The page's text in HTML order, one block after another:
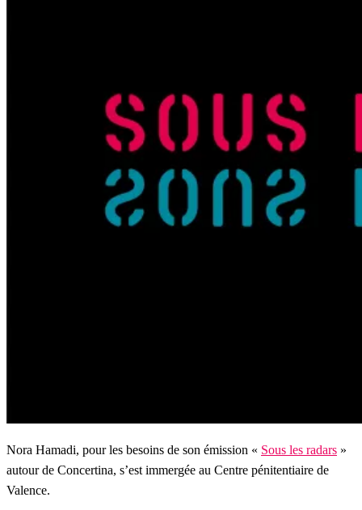
Nora Hamadi, pour les besoins de son émission « Sous les radars »
autour de Concertina, s’est immergée au Centre pénitentiaire de
Valence.